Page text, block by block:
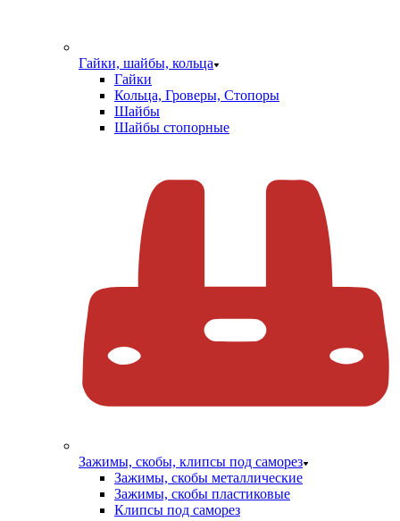
Гайки, шайбы, кольца
Гайки
Кольца, Гроверы, Стопоры
Шайбы
Шайбы стопорные
Зажимы, скобы, клипсы под саморез
Зажимы, скобы металлические
Зажимы, скобы пластиковые
Клипсы под саморез